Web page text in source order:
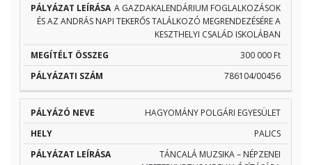
A GAZDAKALENDÁRIUM FOGLALKOZÁSOK
ÉS AZ ANDRÁS NAPI TEKERŐS TALÁLKOZÓ MEGRENDEZÉSÉRE A
KESZTHELYI CSALÁD ISKOLÁBAN
300 000 Ft
786104/00456
HAGYOMÁNY POLGÁRI EGYESÜLET
PALICS
TÁNCALÁ MUZSIKA – NÉPZENEI